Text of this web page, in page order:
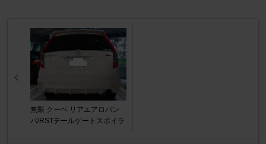
無限 クーペ リアエアロバン
パ/RSTテールゲートスポイラ